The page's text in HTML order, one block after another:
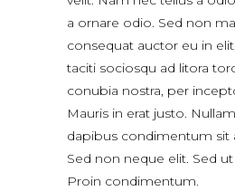
a ornare odio. Sed non
consequat auctor eu in
taciti sociosqu ad litora
conubia nostra, per
Mauris in erat justo.
dapibus condimentum sit
Sed non neque elit. Sed
Proin condimentum.